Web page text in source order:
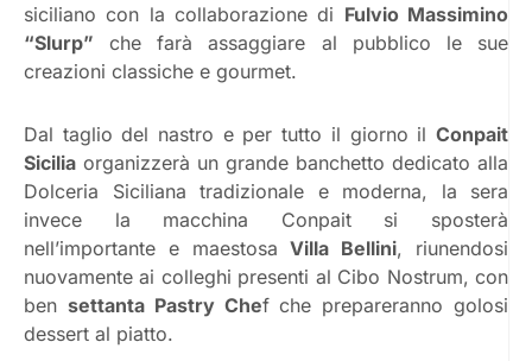
siciliano con la collaborazione di Fulvio Massimino
“Slurp” che farà assaggiare al pubblico le sue
creazioni classiche e gourmet.
Dal taglio del nastro e per tutto il giorno il Conpait
Sicilia organizzerà un grande banchetto dedicato alla
Dolceria Siciliana tradizionale e moderna, la sera
invece la macchina Conpait si sposterà
nell’importante e maestosaVilla Bellini, riunendosi
nuovamente ai colleghi presenti al Cibo Nostrum, con
ben settanta Pastry Chef che prepareranno golosi
dessert al piatto.